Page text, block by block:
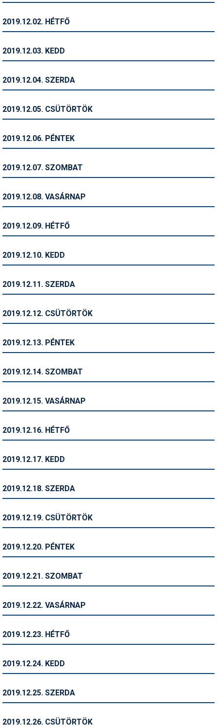
Ingatlan
Kerékpár
Magazinok
Pályázatok
Síbérletárak
Sífelszerelés
Símánia
Síszerviz
Snowboard
Szakértők
Telemark
Történelem
2019.12.02. HÉTFŐ
2019.12.03. KEDD
2019.12.04. SZERDA
2019.12.05. CSÜTÖRTÖK
2019.12.06. PÉNTEK
2019.12.07. SZOMBAT
2019.12.08. VASÁRNAP
2019.12.09. HÉTFŐ
2019.12.10. KEDD
2019.12.11. SZERDA
2019.12.12. CSÜTÖRTÖK
2019.12.13. PÉNTEK
2019.12.14. SZOMBAT
2019.12.15. VASÁRNAP
2019.12.16. HÉTFŐ
2019.12.17. KEDD
2019.12.18. SZERDA
2019.12.19. CSÜTÖRTÖK
2019.12.20. PÉNTEK
2019.12.21. SZOMBAT
2019.12.22. VASÁRNAP
2019.12.23. HÉTFŐ
2019.12.24. KEDD
2019.12.25. SZERDA
2019.12.26. CSÜTÖRTÖK